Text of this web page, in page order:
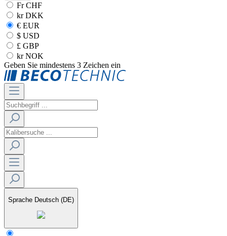
Fr CHF
kr DKK
€ EUR
$ USD
£ GBP
kr NOK
Geben Sie mindestens 3 Zeichen ein
Sprache Deutsch (DE)